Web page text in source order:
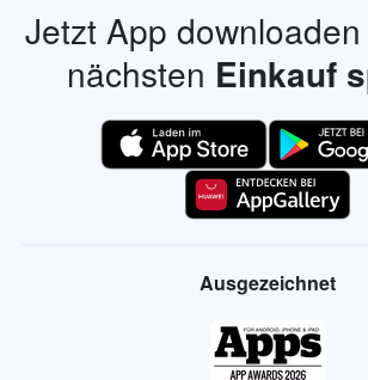
Jetzt App
nächsten Einkauf
Ausgezeichnet